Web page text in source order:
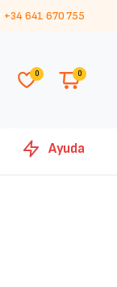
+34 641 670 755
0 0
Ayuda